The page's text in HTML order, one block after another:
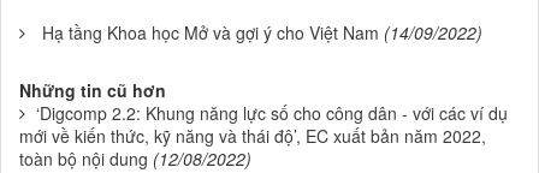
Hạ tầng Khoa học Mở và gợi ý cho Việt Nam (14/09/2022)
Những tin cũ hơn
‘Digcomp 2.2: Khung năng lực số cho công dân - với các ví dụ
mới về kiến thức, kỹ năng và thái độ’, EC xuất bản năm 2022,
toàn bộ nội dung (12/08/2022)